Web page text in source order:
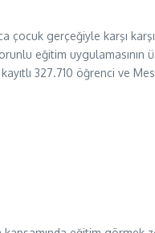
gerçeğiyle karşı
eğitim uygulamasının
327.710 öğrenci ve